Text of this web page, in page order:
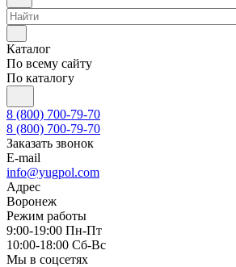
Каталог
По всему сайту
По каталогу
8 (800) 700-79-70
8 (800) 700-79-70
Заказать звонок
E-mail
info@yugpol.com
Адрес
Воронеж
Режим работы
9:00-19:00 Пн-Пт
10:00-18:00 Cб-Вс
Мы в соцсетях